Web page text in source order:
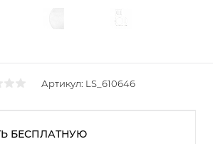
Артикул: LS_610646
БЕСПЛАТНУЮ